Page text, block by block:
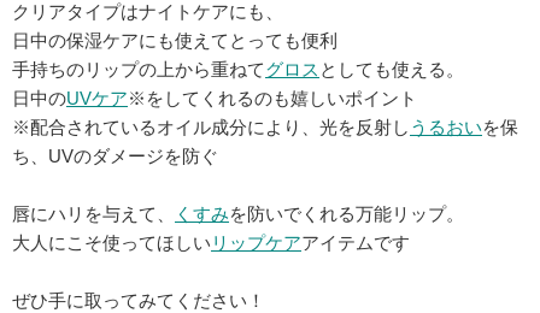
クリアタイプはナイトケアにも、
日中の保湿ケアにも使えてとっても便利
手持ちのリップの上から重ねてグロス としても使える。
日中のUVケア※をしてくれるのも嬉しいポイント
※配合されているオイル成分により、光を反射し うるおいを保
ち、UVのダメージを防ぐ
唇にハリを与えて、 くすみを防いでくれる万能リップ。
大人にこそ使ってほしい リップケアアイテムです
ぜひ手に取ってみてください！